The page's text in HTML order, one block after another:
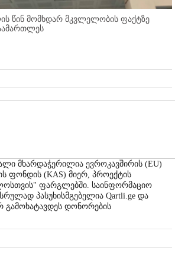
წინ მომხდარ მკვლელობის ფაქტზე
მხარდაჭერილია ევროკავშირის (EU)
ფონდის (KAS) მიერ, პროექტის
ფარგლებში. საინფორმაციო
პასუხისმგებელია Qartli.ge და
გამოხატავდეს დონორების